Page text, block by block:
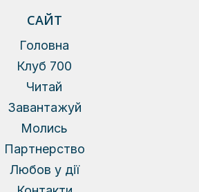
САЙТ
Головна
Клуб 700
Читай
Завантажуй
Молись
Партнерство
Любов у дії